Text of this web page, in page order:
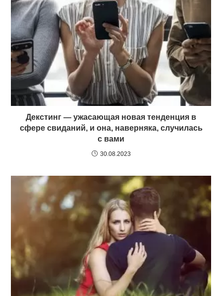
Декстинг — ужасающая новая тенденция в
сфере свиданий, и она, наверняка, случилась
с вами
30.08.2023